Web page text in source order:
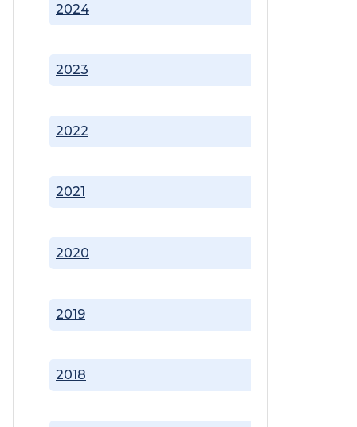
2018
2019
2020
2021
2022
2023
2024